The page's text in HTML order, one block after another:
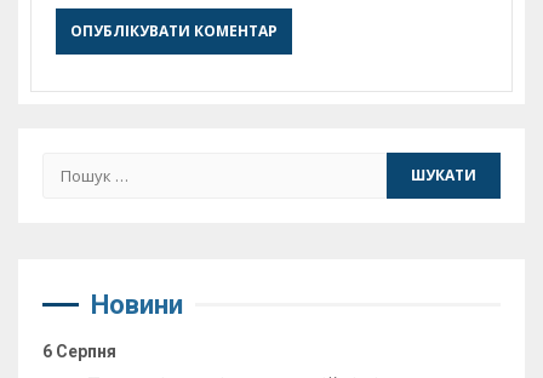
Пошук:
Новини
6 Серпня